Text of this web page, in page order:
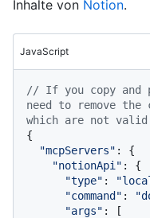
Inhalte von Notion.
JavaScript
// If you copy and
need to remove
which are not valid
{
"mcpServers" : {
"notionApi" : {
"type" :
"command" :
"args" : [